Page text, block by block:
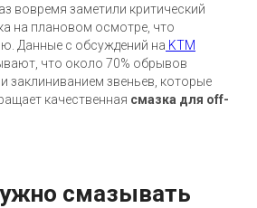
вовремя заметили критический
на плановом осмотре, что
Данные с обсуждений на KTM
что около 70% обрывов
заклиниванием звеньев, которые
качественная смазка для off-
смазывать